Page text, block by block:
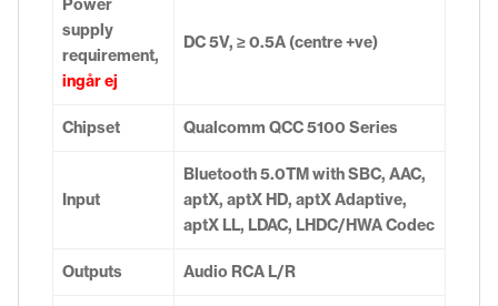
Power
supply
requirement,
ingår ej
DC 5V, ≥ 0.5A (centre +ve)
Chipset Qualcomm QCC 5100 Series
Input
Bluetooth 5.0TM with SBC, AAC,
aptX, aptX HD, aptX Adaptive,
aptX LL, LDAC, LHDC/HWA Codec
Outputs Audio RCA L/R